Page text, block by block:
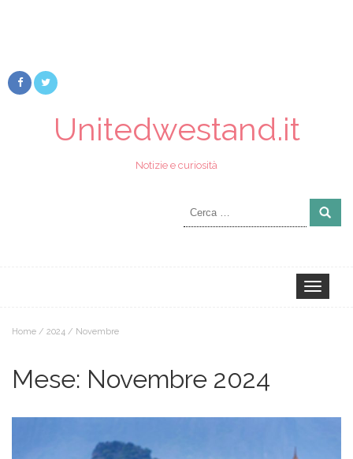
Unitedwestand.it
Notizie e curiosità
Ricerca
Toggle
navigation
Home / 2024 / Novembre
Mese: Novembre 2024